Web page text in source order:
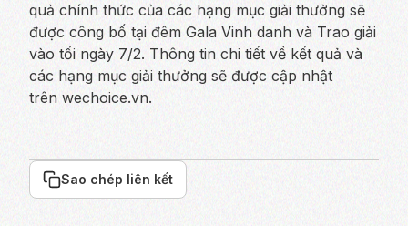
quả chính thức của các hạng mục giải thưởng sẽ
được công bố tại đêm Gala Vinh danh và Trao giải
vào tối ngày 7/2. Thông tin chi tiết về kết quả và
các hạng mục giải thưởng sẽ được cập nhật
trên wechoice.vn.
Sao chép liên kết